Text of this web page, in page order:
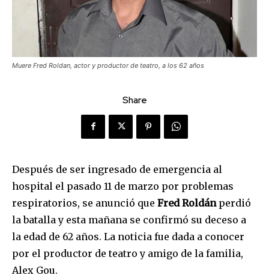
Muere Fred Roldan, actor y productor de teatro, a los 62 años
Share
Después de ser ingresado de emergencia al
hospital el pasado 11 de marzo por problemas
respiratorios, se anunció que Fred Roldánperdió
la batalla y esta mañana se confirmó su deceso a
la edad de 62 años. La noticia fue dada a conocer
por el productor de teatro y amigo de la familia,
Alex Gou.